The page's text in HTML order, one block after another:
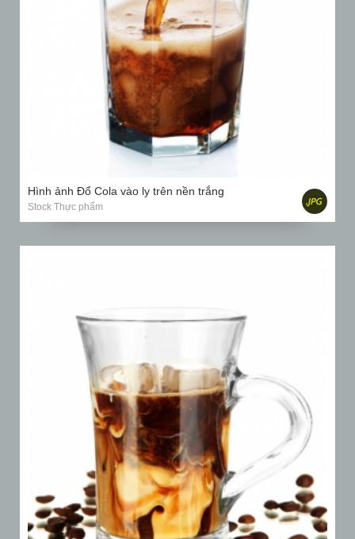
Hình ảnh Đổ Cola vào ly trên nền trắng
Stock Thực phẩm